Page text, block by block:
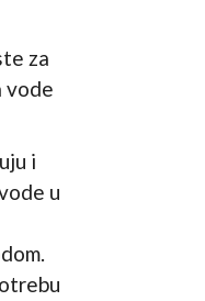
za
vode
i
u